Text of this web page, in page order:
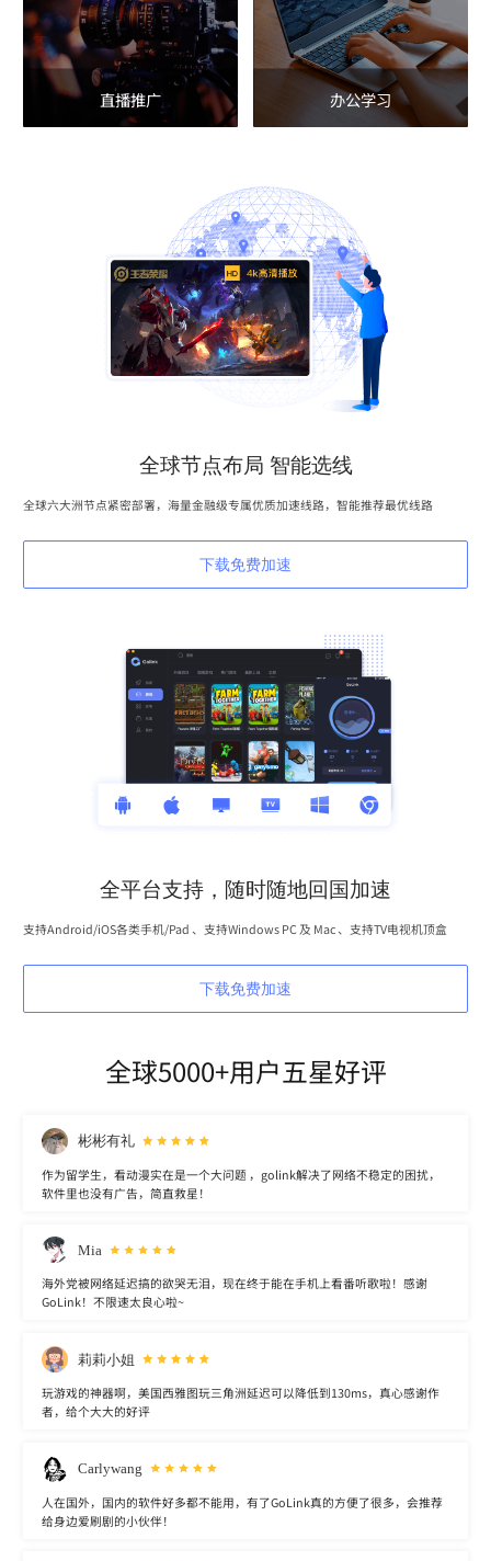
直播推广 办公学习
全球节点布局 智能选线
全球六大洲节点紧密部署，海量金融级专属优质加速线路，智能推荐最优线路
下载免费加速
全平台支持，随时随地回国加速
支持Android/iOS各类手机/Pad 、支持Windows PC 及 Mac 、支持TV电视机顶盒
下载免费加速
全球5000+用户五星好评
彬彬有礼
作为留学生，看动漫实在是一个大问题 ，golink解决了网络不稳定的困扰，
软件里也没有广告，简直救星！
Mia
海外党被网络延迟搞的欲哭无泪，现在终于能在手机上看番听歌啦！感谢
GoLink！不限速太良心啦~
莉莉小姐
玩游戏的神器啊，美国西雅图玩三角洲延迟可以降低到130ms，真心感谢作
者，给个大大的好评
Carlywang
人在国外，国内的软件好多都不能用，有了GoLink真的方便了很多，会推荐
给身边爱刷剧的小伙伴！